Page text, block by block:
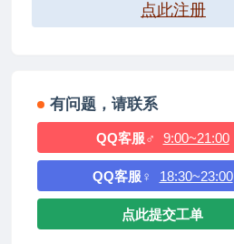
点此注册
有问题，请联系
QQ客服♂ 9:00~21:00
QQ客服♀ 18:30~23:00
点此提交工单